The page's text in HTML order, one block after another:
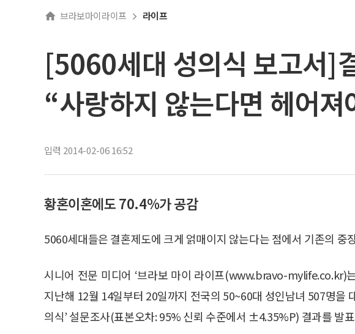
브라보마이라이프 라이프
[5060세대 성의식 보고서]
“사랑하지 않는다면 헤어져
입력 2014-02-06 16:52
황혼이혼에도 70.4%가 공감
5060세대들은 결혼제도에 크게 얽매이지 않는다는 점에서 기존의 중
시니어 전문 미디어 ‘브라보 마이 라이프(www.bravo-mylife.co.kr)
지난해 12월 14일부터 20일까지 전국의 50~60대 성인남녀 507명을
의식’ 설문조사(표본오차: 95% 신뢰 수준에서 ±4.35%P) 결과를 발